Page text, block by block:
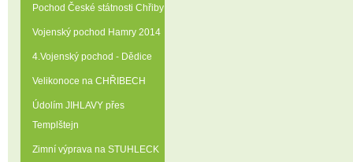
Pochod České státnosti Chřiby
Vojenský pochod Hamry 2014
4.Vojenský pochod - Dědice
Velikonoce na CHŘIBECH
Údolím JIHLAVY přes
Templštejn
Zimní výprava na STUHLECK